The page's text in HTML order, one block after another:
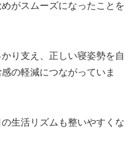
がスムーズになったことを
り支え、正しい寝姿勢を自
の軽減につながっていま
生活リズムも整いやすくな